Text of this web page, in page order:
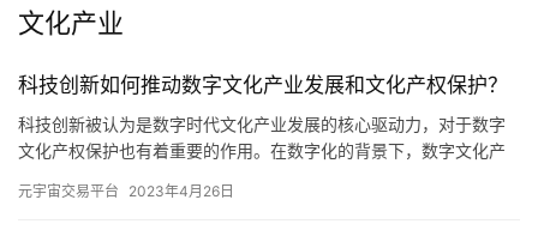
文化产业
科技创新如何推动数字文化产业发展和文化产权保护？
科技创新被认为是数字时代文化产业发展的核心驱动力，对于数字
文化产权保护也有着重要的作用。在数字化的背景下，数字文化产
么，如何…
元宇宙交易平台 2023年4月26日